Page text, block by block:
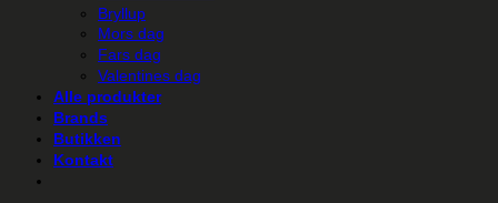
Bryllup
Mors dag
Fars dag
Valentines dag
Alle produkter
Brands
Butikken
Kontakt